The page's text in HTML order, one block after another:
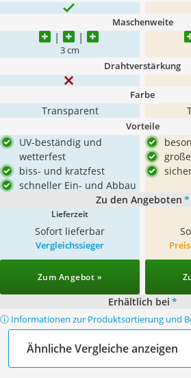
Maschenweite
3 cm
Drahtverstärkung
Farbe
Transparent
Vorteile
UV-beständig und
wetterfest
biss- und kratzfest
schneller Ein- und Abbau
Zu den Angeboten *
Lieferzeit
Sofort lieferbar
Vergleichssieger
Zum Angebot »
Erhältlich bei *
ⓘ Informationen zur Produktsortierung und
Ähnliche Vergleiche anzeigen